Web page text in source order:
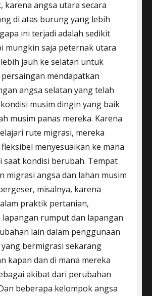
karena angsa utara secara
di atas burung yang lebih
ini terjadi adalah sedikit
mungkin saja peternak utara
jauh ke selatan untuk
mendapatkan
angsa selatan yang telah
musim dingin yang baik
musim panas mereka. Karena
rute migrasi, mereka
menyesuaikan ke mana
saat kondisi berubah. Tempat
migrasi angsa dan lahan musim
misalnya, karena
praktik pertanian,
lapangan rumput dan lapangan
lain dalam penggunaan
yang bermigrasi sekarang
kapan dan di mana mereka
akibat dari perubahan
beberapa kelompok angsa